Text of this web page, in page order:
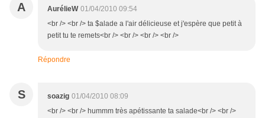
A AurélieW 01/04/2010 09:54
<br /> <br /> ta $alade a l'air délicieuse et j'espère que petit à
petit tu te remets<br /> <br /> <br /> <br />
Répondre
S soazig 01/04/2010 08:09
<br /> <br /> hummm très apétissante ta salade<br /> <br />